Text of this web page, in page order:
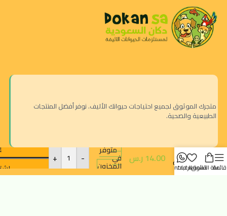
متجرك الموثوق لجميع احتياجات حيوانك الأليف. نوفر أفضل المنتجات
الطبيعية والصحية.
قائمةسلة التسوق
قائمة الرغبات
contact us
للقطط
كريمية
بالتونة
14.00 ر.س
متوفر
في
المخزون
-
+